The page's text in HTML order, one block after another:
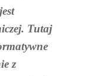
Tutaj
z